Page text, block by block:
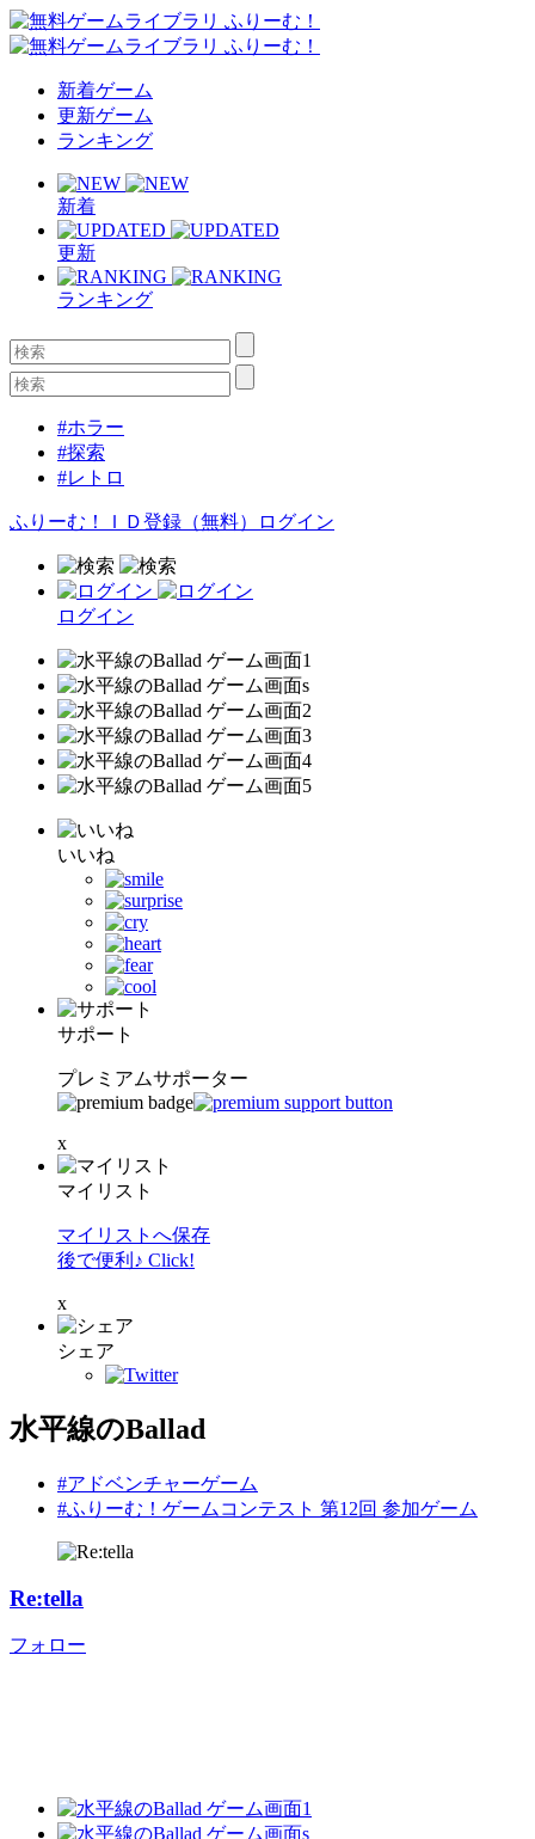
新着ゲーム
更新ゲーム
ランキング
新着
更新
ランキング
#ホラー
#探索
#レトロ
ふりーむ！ＩＤ登録（無料） ログイン
ログイン
いいね
サポート
プレミアムサポーター
x
マイリスト
マイリストへ保存
後で便利♪ Click!
x
シェア
水平線のBallad
#アドベンチャーゲーム
#ふりーむ！ゲームコンテスト 第12回 参加ゲーム
Re:tella
フォロー